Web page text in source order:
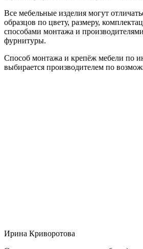
Все мебельные изделия могут
образцов по цвету, размеру,
способами монтажа и
фурнитуры.
Способ монтажа и крепёж мебели по
выбирается производителем по
Ирина Криворотова